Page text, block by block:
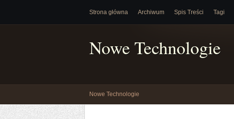
Strona główna Archiwum Spis Treści Tagi
Nowe Technologie
Nowe Technologie